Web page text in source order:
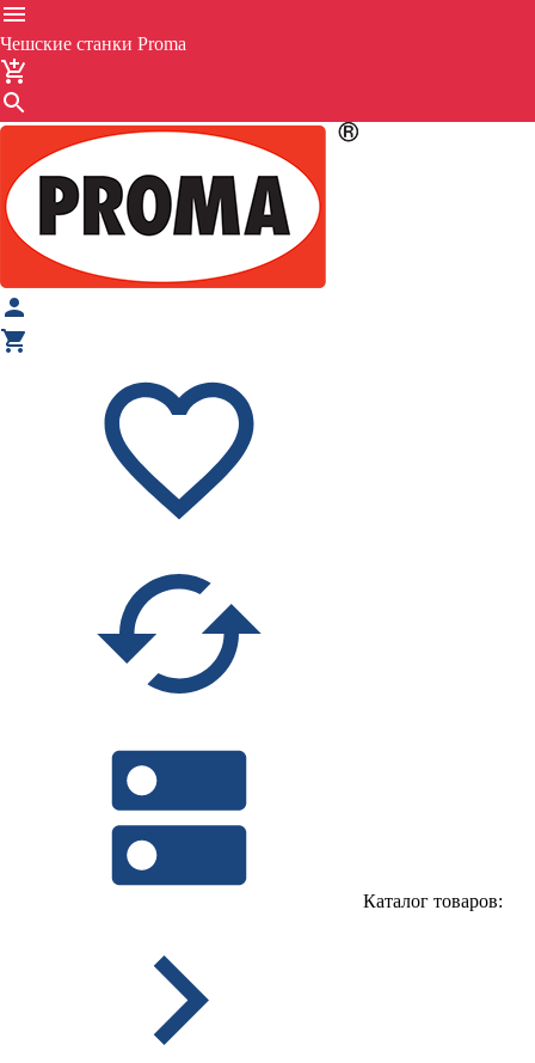
Чешские станки Proma
Каталог товаров: